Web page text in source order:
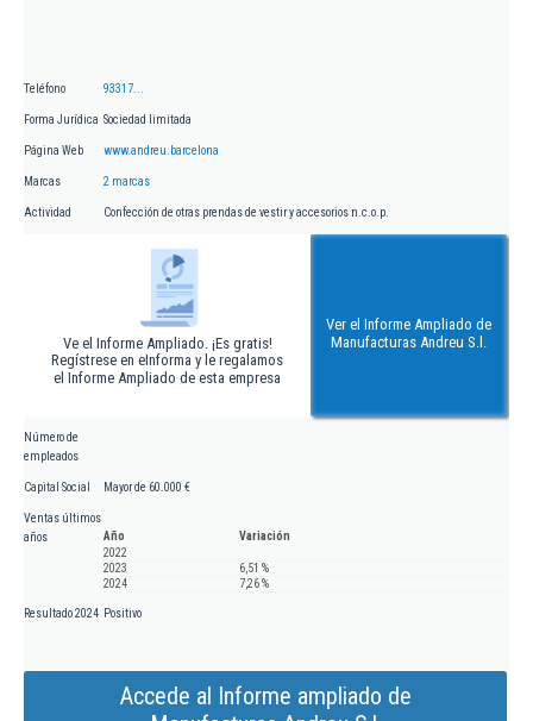
Teléfono 93317...
Forma Jurídica Sociedad limitada
Página Web www.andreu.barcelona
Marcas 2 marcas
Actividad Confección de otras prendas de vestir y accesorios n.c.o.p.
Ve el Informe Ampliado. ¡Es gratis!
Regístrese en eInforma y le regalamos
el Informe Ampliado de esta empresa
Ver el Informe Ampliado de
Manufacturas Andreu S.l.
Número de
empleados
Capital Social Mayor de 60.000 €
Ventas últimos
años
Año
Variación
2022
2023
6,51 %
2024
7,26 %
Resultado 2024 Positivo
Accede al Informe ampliado de